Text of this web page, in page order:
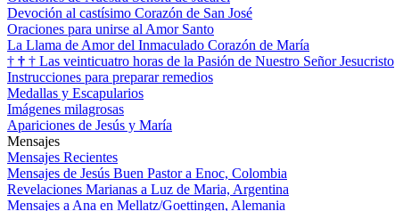
Devoción al castísimo Corazón de San José
Oraciones para unirse al Amor Santo
La Llama de Amor del Inmaculado Corazón de María
† † † Las veinticuatro horas de la Pasión de Nuestro Señor Jesucristo
Instrucciones para preparar remedios
Medallas y Escapularios
Imágenes milagrosas
Apariciones de Jesús y María
Mensajes
Mensajes Recientes
Mensajes de Jesús Buen Pastor a Enoc, Colombia
Revelaciones Marianas a Luz de Maria, Argentina
Mensajes a Ana en Mellatz/Goettingen, Alemania